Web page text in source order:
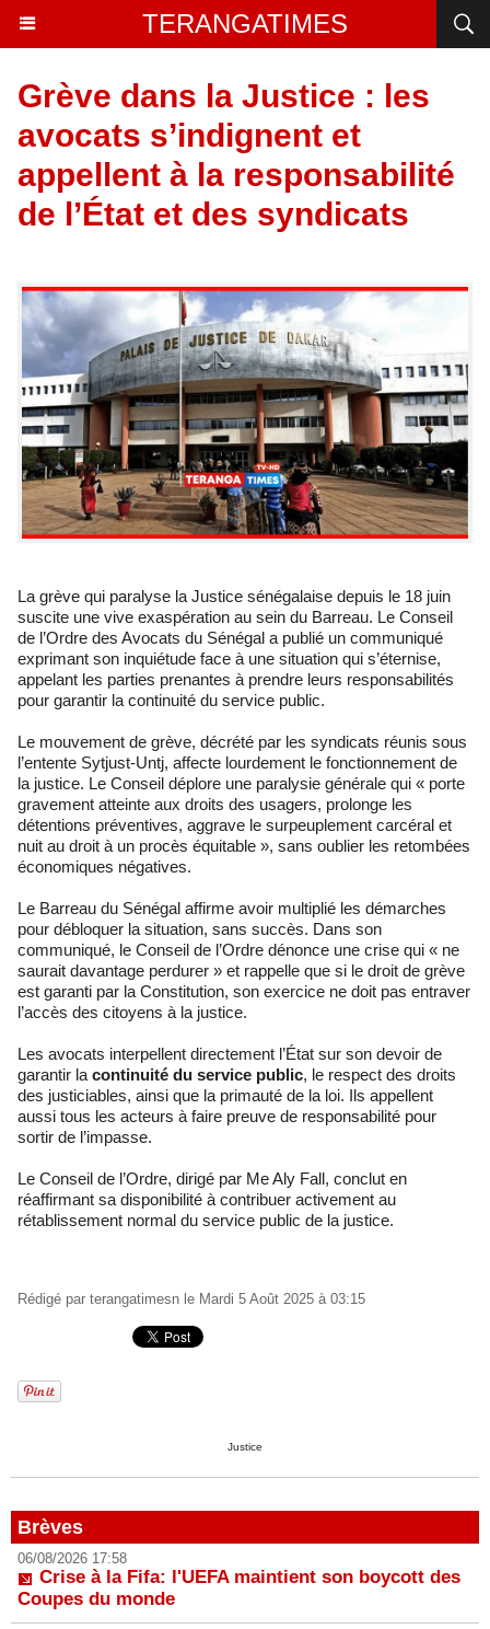
TERANGATIMES
Grève dans la Justice : les
avocats s’indignent et
appellent à la responsabilité
de l’État et des syndicats
La grève qui paralyse la Justice sénégalaise depuis le 18 juin
suscite une vive exaspération au sein du Barreau. Le Conseil
de l’Ordre des Avocats du Sénégal a publié un communiqué
exprimant son inquiétude face à une situation qui s’éternise,
appelant les parties prenantes à prendre leurs responsabilités
pour garantir la continuité du service public.
Le mouvement de grève, décrété par les syndicats réunis sous
l’entente Sytjust-Untj, affecte lourdement le fonctionnement de
la justice. Le Conseil déplore une paralysie générale qui « porte
gravement atteinte aux droits des usagers, prolonge les
détentions préventives, aggrave le surpeuplement carcéral et
nuit au droit à un procès équitable », sans oublier les retombées
économiques négatives.
Le Barreau du Sénégal affirme avoir multiplié les démarches
pour débloquer la situation, sans succès. Dans son
communiqué, le Conseil de l’Ordre dénonce une crise qui « ne
saurait davantage perdurer » et rappelle que si le droit de grève
est garanti par la Constitution, son exercice ne doit pas entraver
l’accès des citoyens à la justice.
Les avocats interpellent directement l’État sur son devoir de
garantir la continuité du service public, le respect des droits
des justiciables, ainsi que la primauté de la loi. Ils appellent
aussi tous les acteurs à faire preuve de responsabilité pour
sortir de l’impasse.
Le Conseil de l’Ordre, dirigé par Me Aly Fall, conclut en
réaffirmant sa disponibilité à contribuer activement au
rétablissement normal du service public de la justice.
Rédigé par terangatimesn le Mardi 5 Août 2025 à 03:15
Justice
Brèves
06/08/2026 17:58
Crise à la Fifa: l'UEFA maintient son boycott des
Coupes du monde